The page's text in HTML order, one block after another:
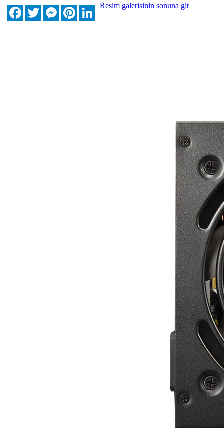
FacebookTwitterMessengerPinterestLinkedIn
Resim galerisinin sonuna git